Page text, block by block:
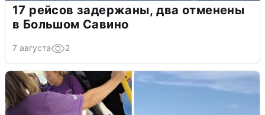
17 рейсов задержаны, два отменены
в Большом Савино
7 августа 2